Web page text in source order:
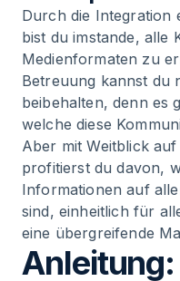
Durch die Integration
bist du imstande, alle
Medienformaten zu
Betreuung kannst du
beibehalten, denn es
welche diese
Aber mit Weitblick
profitierst du davon,
Informationen auf
sind, einheitlich für
eine übergreifende